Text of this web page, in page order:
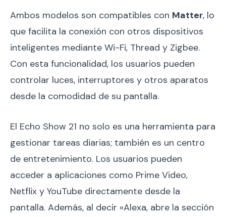
Ambos modelos son compatibles con Matter, lo
que facilita la conexión con otros dispositivos
inteligentes mediante Wi-Fi, Thread y Zigbee.
Con esta funcionalidad, los usuarios pueden
controlar luces, interruptores y otros aparatos
desde la comodidad de su pantalla.
El Echo Show 21 no solo es una herramienta para
gestionar tareas diarias; también es un centro
de entretenimiento. Los usuarios pueden
acceder a aplicaciones como Prime Video,
Netflix y YouTube directamente desde la
pantalla. Además, al decir «Alexa, abre la sección